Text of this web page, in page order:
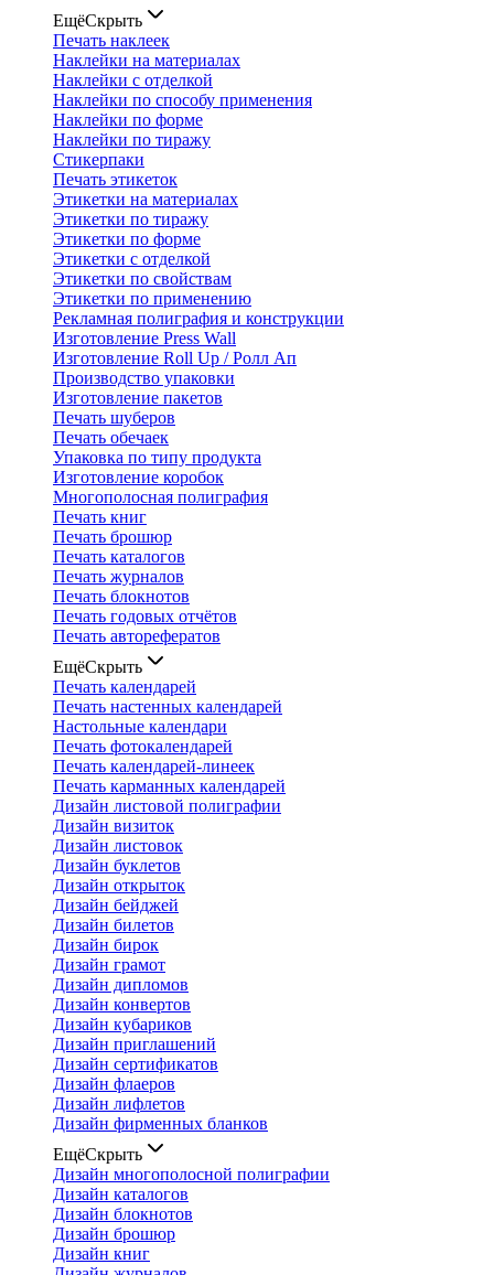
ЕщёСкрыть
Печать наклеек
Наклейки на материалах
Наклейки с отделкой
Наклейки по способу применения
Наклейки по форме
Наклейки по тиражу
Стикерпаки
Печать этикеток
Этикетки на материалах
Этикетки по тиражу
Этикетки по форме
Этикетки с отделкой
Этикетки по свойствам
Этикетки по применению
Рекламная полиграфия и конструкции
Изготовление Press Wall
Изготовление Roll Up / Ролл Ап
Производство упаковки
Изготовление пакетов
Печать шуберов
Печать обечаек
Упаковка по типу продукта
Изготовление коробок
Многополосная полиграфия
Печать книг
Печать брошюр
Печать каталогов
Печать журналов
Печать блокнотов
Печать годовых отчётов
Печать авторефератов
ЕщёСкрыть
Печать календарей
Печать настенных календарей
Настольные календари
Печать фотокалендарей
Печать календарей-линеек
Печать карманных календарей
Дизайн листовой полиграфии
Дизайн визиток
Дизайн листовок
Дизайн буклетов
Дизайн открыток
Дизайн бейджей
Дизайн билетов
Дизайн бирок
Дизайн грамот
Дизайн дипломов
Дизайн конвертов
Дизайн кубариков
Дизайн приглашений
Дизайн сертификатов
Дизайн флаеров
Дизайн лифлетов
Дизайн фирменных бланков
ЕщёСкрыть
Дизайн многополосной полиграфии
Дизайн каталогов
Дизайн блокнотов
Дизайн брошюр
Дизайн книг